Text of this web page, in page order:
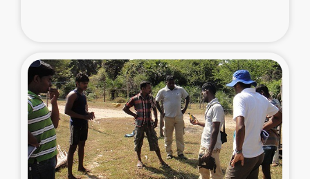
タイ国境ミャンマー移民子ども支援
漁民によるマングローブ植林活動
レバノンでのシリア難民への食糧・越冬支援